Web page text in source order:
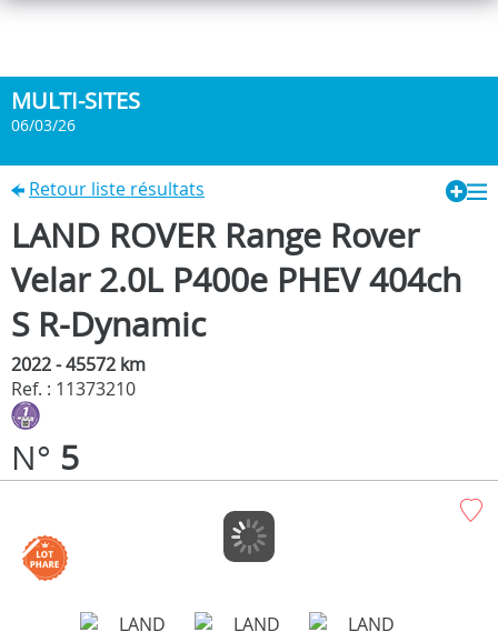
MULTI-SITES
06/03/26
Retour liste résultats
LAND ROVER Range Rover
Velar 2.0L P400e PHEV 404ch
S R-Dynamic
2022 - 45572 km
Ref. : 11373210
N° 5